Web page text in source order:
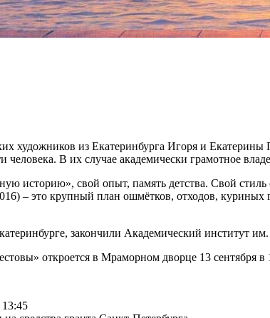
художников из Екатеринбурга Игоря и
человека. В их случае академически грамотное
историю», свой опыт, память детства. Свой
– это крупный план ошмётков, отходов,
закончили Академический институт
откроется в Мраморном дворце 13 сентября